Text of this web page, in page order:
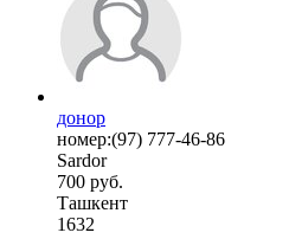
донор
номер:(97) 777-46-86
Sardor
700 руб.
Ташкент
1632